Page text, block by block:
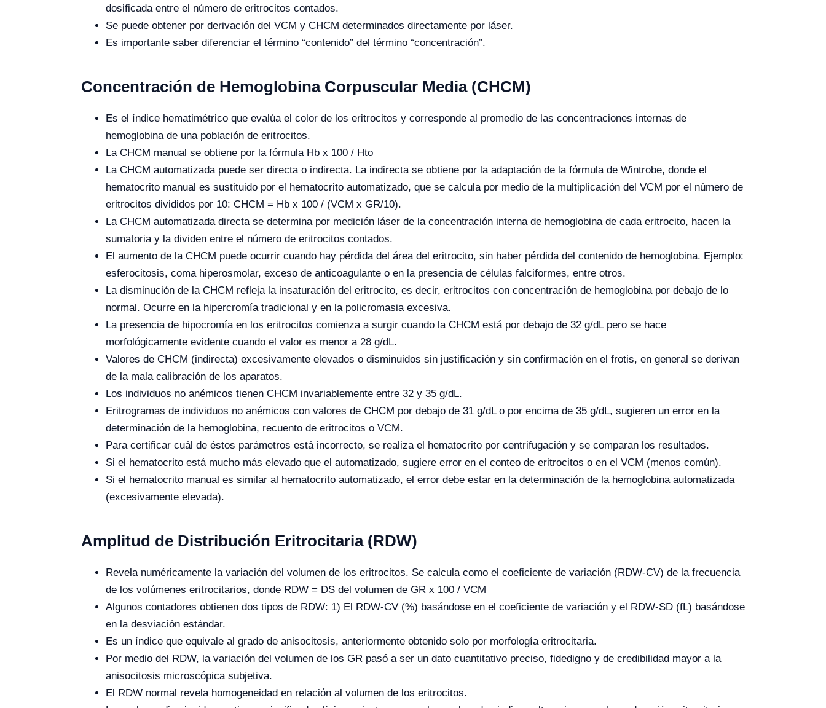
dosificada entre el número de eritrocitos contados.
Se puede obtener por derivación del VCM y CHCM determinados directamente por láser.
Es importante saber diferenciar el término “contenido” del término “concentración”.
Concentración de Hemoglobina Corpuscular Media (CHCM)
Es el índice hematimétrico que evalúa el color de los eritrocitos y corresponde al promedio de las concentraciones internas de
hemoglobina de una población de eritrocitos.
La CHCM manual se obtiene por la fórmula Hb x 100 / Hto
La CHCM automatizada puede ser directa o indirecta. La indirecta se obtiene por la adaptación de la fórmula de Wintrobe, donde el
hematocrito manual es sustituido por el hematocrito automatizado, que se calcula por medio de la multiplicación del VCM por el número de
eritrocitos divididos por 10: CHCM = Hb x 100 / (VCM x GR/10).
La CHCM automatizada directa se determina por medición láser de la concentración interna de hemoglobina de cada eritrocito, hacen la
sumatoria y la dividen entre el número de eritrocitos contados.
El aumento de la CHCM puede ocurrir cuando hay pérdida del área del eritrocito, sin haber pérdida del contenido de hemoglobina. Ejemplo:
esferocitosis, coma hiperosmolar, exceso de anticoagulante o en la presencia de células falciformes, entre otros.
La disminución de la CHCM refleja la insaturación del eritrocito, es decir, eritrocitos con concentración de hemoglobina por debajo de lo
normal. Ocurre en la hipercromía tradicional y en la policromasia excesiva.
La presencia de hipocromía en los eritrocitos comienza a surgir cuando la CHCM está por debajo de 32 g/dL pero se hace
morfológicamente evidente cuando el valor es menor a 28 g/dL.
Valores de CHCM (indirecta) excesivamente elevados o disminuidos sin justificación y sin confirmación en el frotis, en general se derivan
de la mala calibración de los aparatos.
Los individuos no anémicos tienen CHCM invariablemente entre 32 y 35 g/dL.
Eritrogramas de individuos no anémicos con valores de CHCM por debajo de 31 g/dL o por encima de 35 g/dL, sugieren un error en la
determinación de la hemoglobina, recuento de eritrocitos o VCM.
Para certificar cuál de éstos parámetros está incorrecto, se realiza el hematocrito por centrifugación y se comparan los resultados.
Si el hematocrito está mucho más elevado que el automatizado, sugiere error en el conteo de eritrocitos o en el VCM (menos común).
Si el hematocrito manual es similar al hematocrito automatizado, el error debe estar en la determinación de la hemoglobina automatizada
(excesivamente elevada).
Amplitud de Distribución Eritrocitaria (RDW)
Revela numéricamente la variación del volumen de los eritrocitos. Se calcula como el coeficiente de variación (RDW-CV) de la frecuencia
de los volúmenes eritrocitarios, donde RDW = DS del volumen de GR x 100 / VCM
Algunos contadores obtienen dos tipos de RDW: 1) El RDW-CV (%) basándose en el coeficiente de variación y el RDW-SD (fL) basándose
en la desviación estándar.
Es un índice que equivale al grado de anisocitosis, anteriormente obtenido solo por morfología eritrocitaria.
Por medio del RDW, la variación del volumen de los GR pasó a ser un dato cuantitativo preciso, fidedigno y de credibilidad mayor a la
anisocitosis microscópica subjetiva.
El RDW normal revela homogeneidad en relación al volumen de los eritrocitos.